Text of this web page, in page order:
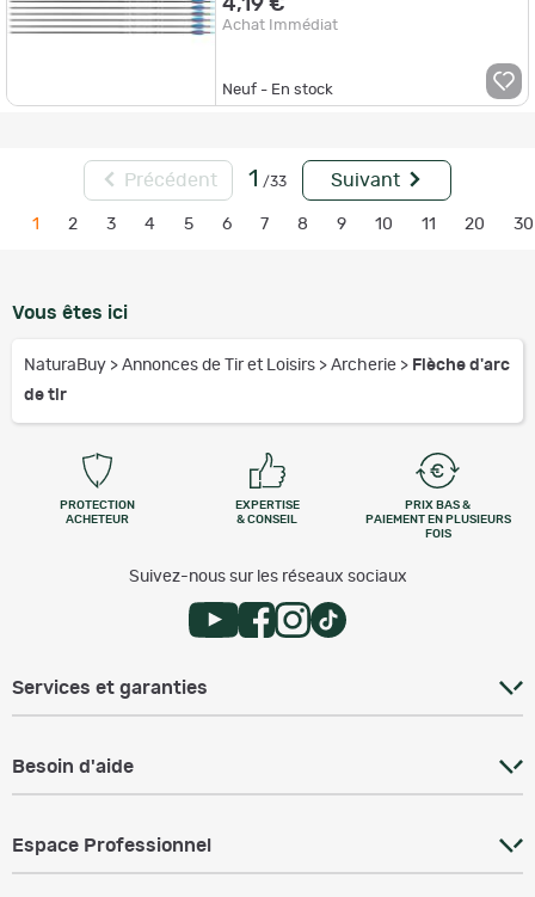
4,19 €
Achat Immédiat
Neuf - En stock
Précédent 1 /33 Suivant
1 2 3 4 5 6 7 8 9 10 11 20 30
Vous êtes ici
NaturaBuy > Annonces de Tir et Loisirs > Archerie > Flèche d'arc
de tir
PROTECTION
ACHETEUR
EXPERTISE
& CONSEIL
PRIX BAS &
PAIEMENT EN PLUSIEURS
FOIS
Suivez-nous sur les réseaux sociaux
Services et garanties
Besoin d'aide
Espace Professionnel